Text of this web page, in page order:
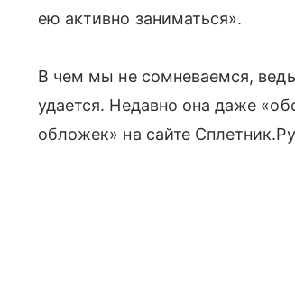
ею активно заниматься».
В чем мы не сомневаемся,
удается. Недавно она даже
обложек» на сайте